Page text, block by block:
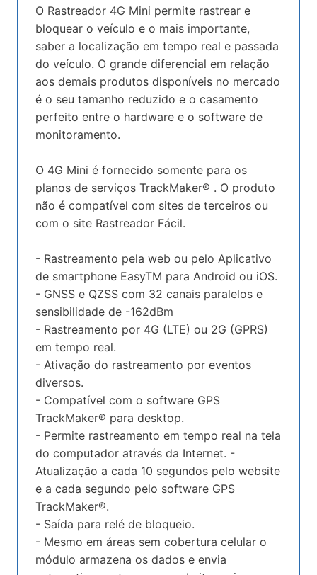
O Rastreador 4G Mini permite rastrear e
bloquear o veículo e o mais importante,
saber a localização em tempo real e passada
do veículo. O grande diferencial em relação
aos demais produtos disponíveis no mercado
é o seu tamanho reduzido e o casamento
perfeito entre o hardware e o software de
monitoramento.
O 4G Mini é fornecido somente para os
planos de serviços TrackMaker® . O produto
não é compatível com sites de terceiros ou
com o site Rastreador Fácil.
- Rastreamento pela web ou pelo Aplicativo
de smartphone EasyTM para Android ou iOS.
- GNSS e QZSS com 32 canais paralelos e
sensibilidade de -162dBm
- Rastreamento por 4G (LTE) ou 2G (GPRS)
em tempo real.
- Ativação do rastreamento por eventos
diversos.
- Compatível com o software GPS
TrackMaker® para desktop.
- Permite rastreamento em tempo real na tela
do computador através da Internet. -
Atualização a cada 10 segundos pelo website
e a cada segundo pelo software GPS
TrackMaker®.
- Saída para relé de bloqueio.
- Mesmo em áreas sem cobertura celular o
módulo armazena os dados e envia